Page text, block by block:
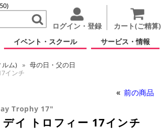
ログイン・登録 カート(ご精算)
イベント・スクール サービス・情報
ルム)
母の日・父の日
インチ
前の商品
Trophy 17"
イ トロフィー 17インチ